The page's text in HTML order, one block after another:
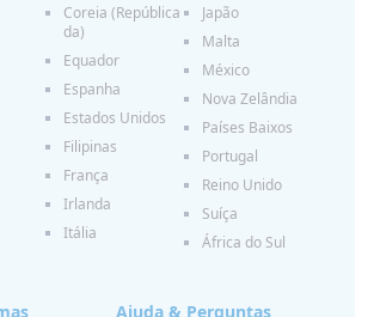
Coreia (República
da)
Equador
Espanha
Estados Unidos
Filipinas
França
Irlanda
Itália
Japão
Malta
México
Nova Zelândia
Países Baixos
Portugal
Reino Unido
Suíça
África do Sul
Ajuda & Perguntas